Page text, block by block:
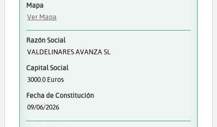
Mapa
Ver Mapa
Razón Social
VALDELINARES AVANZA SL
Capital Social
3000.0 Euros
Fecha de Constitución
09/06/2026